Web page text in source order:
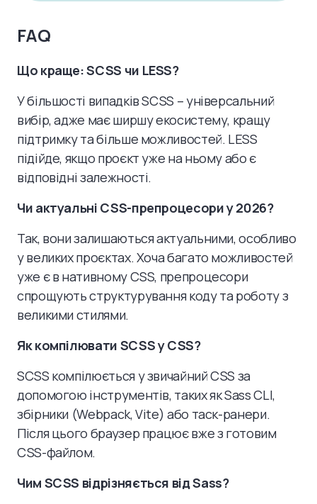
FAQ
Що краще: SCSS чи LESS?
У більшості випадків SCSS – універсальний
вибір, адже має ширшу екосистему, кращу
підтримку та більше можливостей. LESS
підійде, якщо проєкт уже на ньому або є
відповідні залежності.
Чи актуальні CSS-препроцесори у 2026?
Так, вони залишаються актуальними, особливо
у великих проєктах. Хоча багато можливостей
уже є в нативному CSS, препроцесори
спрощують структурування коду та роботу з
великими стилями.
Як компілювати SCSS у CSS?
SCSS компілюється у звичайний CSS за
допомогою інструментів, таких як Sass CLI,
збірники (Webpack, Vite) або таск-ранери.
Після цього браузер працює вже з готовим
CSS-файлом.
Чим SCSS відрізняється від Sass?